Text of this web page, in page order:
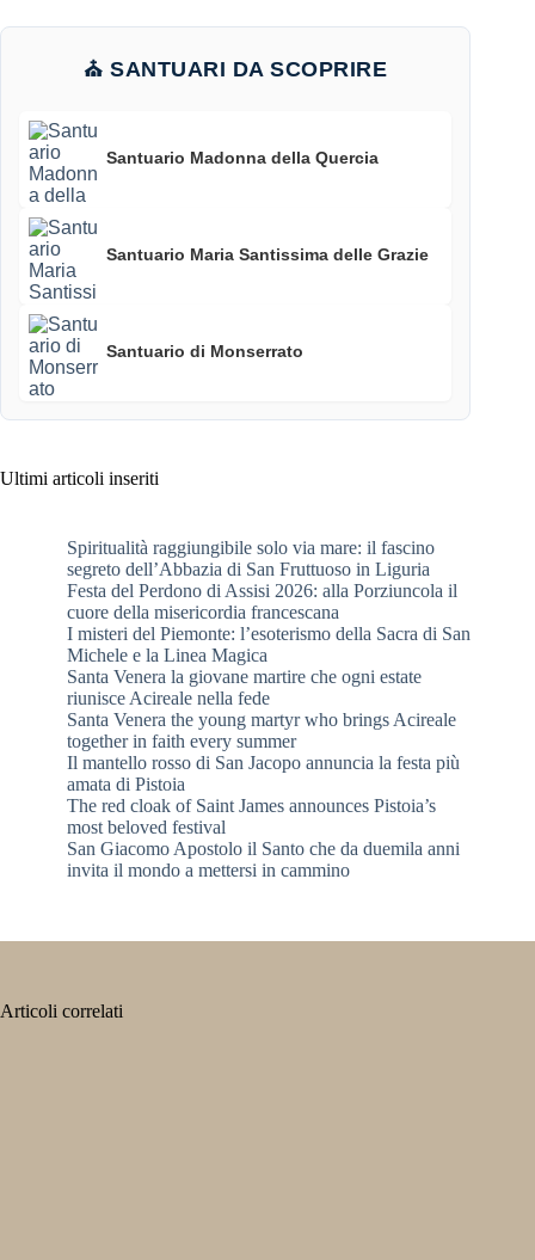
⛪ SANTUARI DA SCOPRIRE
Santuario Madonna della Quercia
Santuario Maria Santissima delle Grazie
Santuario di Monserrato
Ultimi articoli inseriti
Spiritualità raggiungibile solo via mare: il fascino
segreto dell’Abbazia di San Fruttuoso in Liguria
Festa del Perdono di Assisi 2026: alla Porziuncola il
cuore della misericordia francescana
I misteri del Piemonte: l’esoterismo della Sacra di San
Michele e la Linea Magica
Santa Venera la giovane martire che ogni estate
riunisce Acireale nella fede
Santa Venera the young martyr who brings Acireale
together in faith every summer
Il mantello rosso di San Jacopo annuncia la festa più
amata di Pistoia
The red cloak of Saint James announces Pistoia’s
most beloved festival
San Giacomo Apostolo il Santo che da duemila anni
invita il mondo a mettersi in cammino
Articoli correlati